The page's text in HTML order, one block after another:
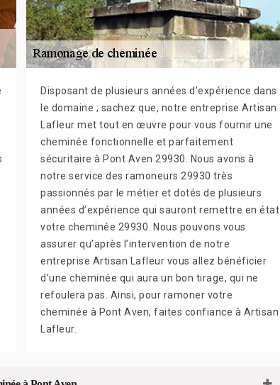
Disposant de plusieurs années d’expérience dans
le domaine ; sachez que, notre entreprise Artisan
Lafleur met tout en œuvre pour vous fournir une
cheminée fonctionnelle et parfaitement
sécuritaire à Pont Aven 29930. Nous avons à
notre service des ramoneurs 29930 très
passionnés par le métier et dotés de plusieurs
années d’expérience qui sauront remettre en état
votre cheminée 29930. Nous pouvons vous
assurer qu’après l’intervention de notre
entreprise Artisan Lafleur vous allez bénéficier
d’une cheminée qui aura un bon tirage, qui ne
refoulera pas. Ainsi, pour ramoner votre
cheminée à Pont Aven, faites confiance à Artisan
Lafleur.